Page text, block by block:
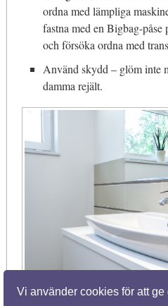
Vi använder cookies för att ge
ordna med lämpliga
fastna med en Bigbag-
och försöka ordna med
Använd skydd – glöm inte
damma rejält.